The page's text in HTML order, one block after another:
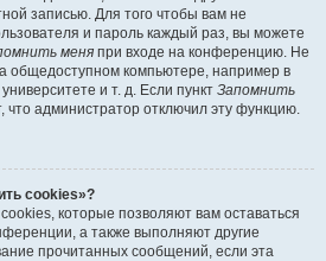
записью. Для того чтобы вам не
и пароль каждый раз, вы можете
меня при входе на конференцию. Не
общедоступном компьютере, например в
и т. д. Если пункт Запомнить
что администратор отключил эту функцию.
cookies»?
которые позволяют вам оставаться
а также выполняют другие
прочитанных сообщений, если эта